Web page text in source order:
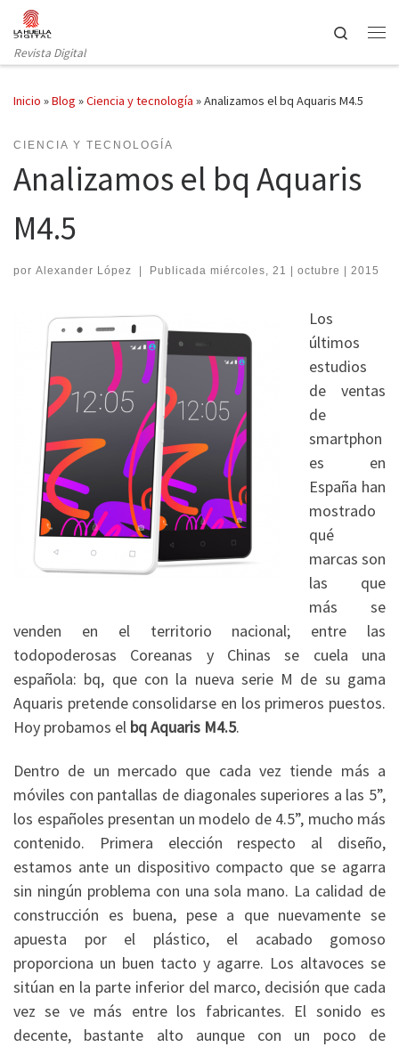
Saltar al contenido
Revista Digital
Search
Inicio »Blog »Ciencia y tecnología »Analizamos el bq Aquaris M4.5
CIENCIA Y TECNOLOGÍA
Analizamos el bq Aquaris
M4.5
por Alexander López | Publicada miércoles, 21 | octubre | 2015
Los
últimos
estudios
de ventas
de
smartphon
es en
España han
mostrado
qué
marcas son
las que
más se
venden en el territorio nacional; entre las
todopoderosas Coreanas y Chinas se cuela una
española: bq, que con la nueva serie M de su gama
Aquaris pretende consolidarse en los primeros puestos.
Hoy probamos el bq Aquaris M4.5.
Dentro de un mercado que cada vez tiende más a
móviles con pantallas de diagonales superiores a las 5”,
los españoles presentan un modelo de 4.5”, mucho más
contenido. Primera elección respecto al diseño,
estamos ante un dispositivo compacto que se agarra
sin ningún problema con una sola mano. La calidad de
construcción es buena, pese a que nuevamente se
apuesta por el plástico, el acabado gomoso
proporciona un buen tacto y agarre. Los altavoces se
sitúan en la parte inferior del marco, decisión que cada
vez se ve más entre los fabricantes. El sonido es
decente, bastante alto aunque con un poco de